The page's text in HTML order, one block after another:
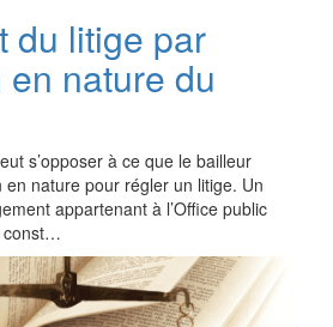
du litige par
en nature du
s’opposer à ce que le bailleur
nature pour régler un litige. Un
appartenant à l’Office public
const…